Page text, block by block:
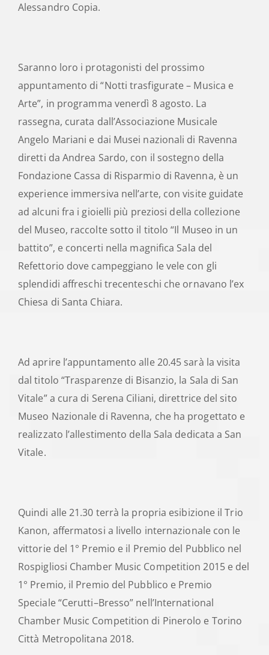
Alessandro Copia.
Saranno loro i protagonisti del prossimo
appuntamento di “Notti trasfigurate – Musica e
Arte”, in programma venerdì 8 agosto. La
rassegna, curata dall’Associazione Musicale
Angelo Mariani e dai Musei nazionali di Ravenna
diretti da Andrea Sardo, con il sostegno della
Fondazione Cassa di Risparmio di Ravenna, è un
experience immersiva nell’arte, con visite guidate
ad alcuni fra i gioielli più preziosi della collezione
del Museo, raccolte sotto il titolo “Il Museo in un
battito”, e concerti nella magnifica Sala del
Refettorio dove campeggiano le vele con gli
splendidi affreschi trecenteschi che ornavano l’ex
Chiesa di Santa Chiara.
Ad aprire l’appuntamento alle 20.45 sarà la visita
dal titolo “Trasparenze di Bisanzio, la Sala di San
Vitale” a cura di Serena Ciliani, direttrice del sito
Museo Nazionale di Ravenna, che ha progettato e
realizzato l’allestimento della Sala dedicata a San
Vitale.
Quindi alle 21.30 terrà la propria esibizione il Trio
Kanon, affermatosi a livello internazionale con le
vittorie del 1° Premio e il Premio del Pubblico nel
Rospigliosi Chamber Music Competition 2015 e del
1° Premio, il Premio del Pubblico e Premio
Speciale “Cerutti–Bresso” nell’International
Chamber Music Competition di Pinerolo e Torino
Città Metropolitana 2018.